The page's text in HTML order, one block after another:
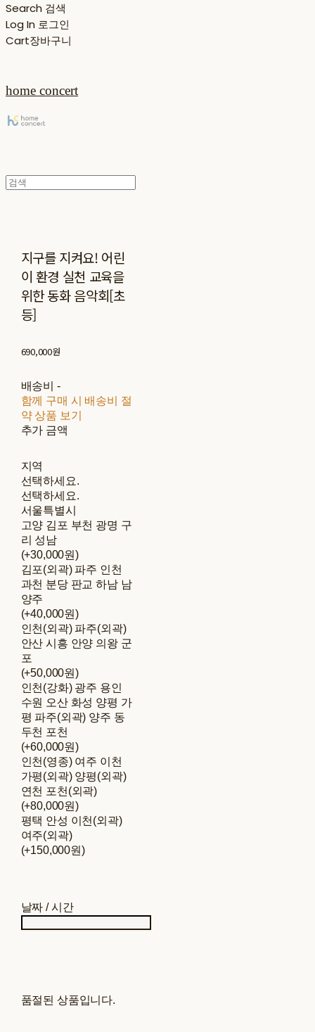
Search 검색
Log In 로그인
Cart장바구니
home concert
지구를 지켜요! 어린
이 환경 실천 교육을
위한 동화 음악회[초
등]
690,000원
배송비 -
함께 구매 시 배송비 절
약 상품 보기
추가 금액
지역
선택하세요.
선택하세요.
서울특별시
고양 김포 부천 광명 구
리 성남
(+30,000원)
김포(외곽) 파주 인천
과천 분당 판교 하남 남
양주
(+40,000원)
인천(외곽) 파주(외곽)
안산 시흥 안양 의왕 군
포
(+50,000원)
인천(강화) 광주 용인
수원 오산 화성 양평 가
평 파주(외곽) 양주 동
두천 포천
(+60,000원)
인천(영종) 여주 이천
가평(외곽) 양평(외곽)
연천 포천(외곽)
(+80,000원)
평택 안성 이천(외곽)
여주(외곽)
(+150,000원)
날짜 / 시간
품절된 상품입니다.